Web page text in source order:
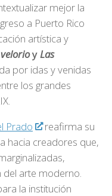
mejor la
a Puerto Rico
artística y
yLas
por idas y venidas
los grandes
Prado
reafirma su
hacia creadores que,
arte moderno.
la institución